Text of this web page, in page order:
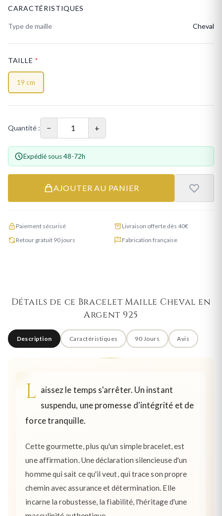
CARACTÉRISTIQUES
Type de maille Cheval
TAILLE *
19 cm
Quantité : − +
Expédié sous 48-72h
AJOUTER AU PANIER
Paiement sécurisé
Livraison offerte dès 40€
Retour gratuit 90 jours
Fabrication française
Détails de ce Bracelet Maille Cheval en
Argent 925
Description Caractéristiques 90 Jours Avis
L aissez le temps s'arrêter. Un instant
suspendu, une promesse d'intégrité et de
force tranquille.
Cette gourmette, plus qu'un simple bracelet, est
une affirmation. Une déclaration silencieuse d'un
homme qui sait ce qu'il veut, qui trace son propre
chemin avec assurance et détermination. Elle
incarne la robustesse, la fiabilité, l'héritage d'une